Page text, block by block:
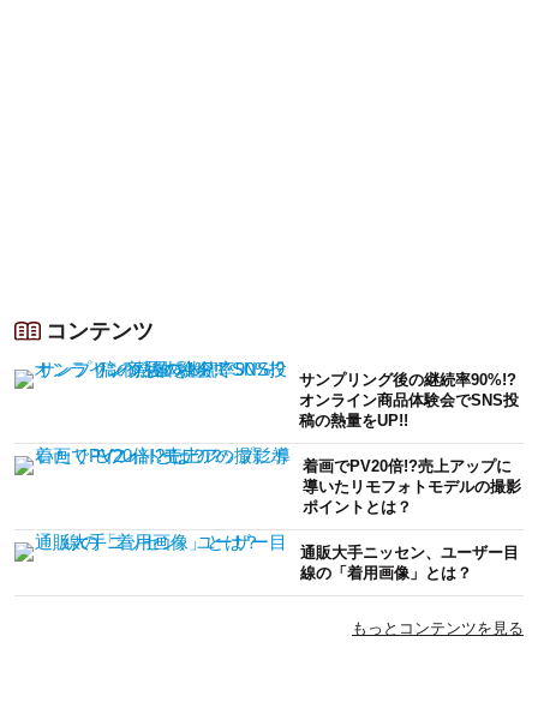
コンテンツ
サンプリング後の継続率90%!?
オンライン商品体験会でSNS投
稿の熱量をUP!!
着画でPV20倍!?売上アップに
導いたリモフォトモデルの撮影
ポイントとは？
通販大手ニッセン、ユーザー目
線の「着用画像」とは？
もっとコンテンツを見る